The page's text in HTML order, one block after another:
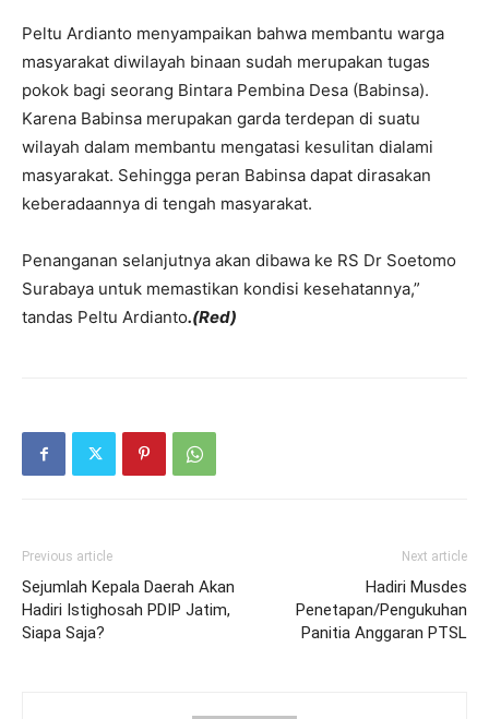
Peltu Ardianto menyampaikan bahwa membantu warga
masyarakat diwilayah binaan sudah merupakan tugas
pokok bagi seorang Bintara Pembina Desa (Babinsa).
Karena Babinsa merupakan garda terdepan di suatu
wilayah dalam membantu mengatasi kesulitan dialami
masyarakat. Sehingga peran Babinsa dapat dirasakan
keberadaannya di tengah masyarakat.
Penanganan selanjutnya akan dibawa ke RS Dr Soetomo
Surabaya untuk memastikan kondisi kesehatannya,”
tandas Peltu Ardianto.(Red)
Previous article
Sejumlah Kepala Daerah Akan
Hadiri Istighosah PDIP Jatim,
Siapa Saja?
Next article
Hadiri Musdes
Penetapan/Pengukuhan
Panitia Anggaran PTSL